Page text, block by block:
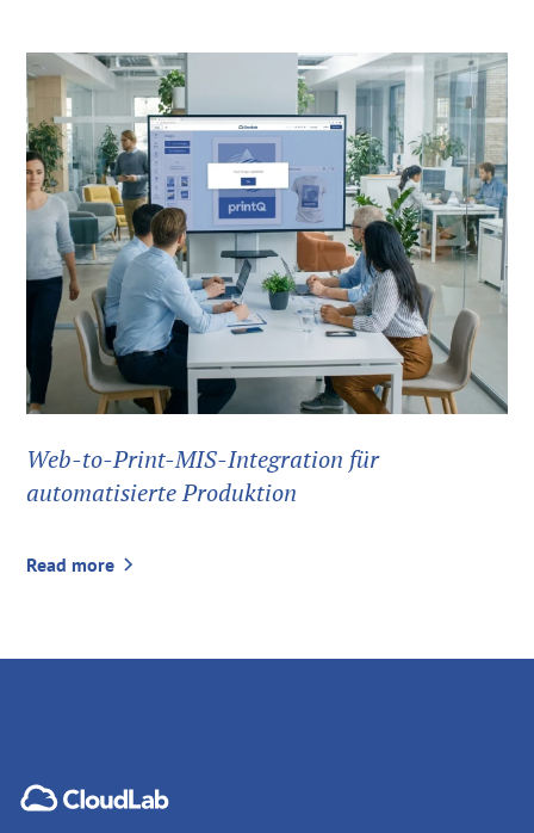
Web-to-Print-MIS-Integration für
automatisierte Produktion
Read more